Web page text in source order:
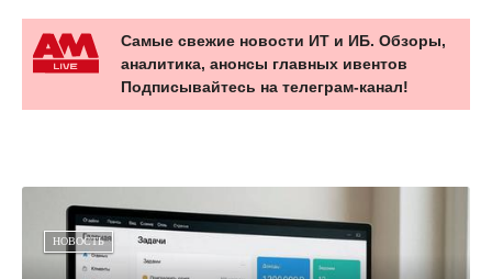
Самые свежие новости ИТ и ИБ. Обзоры,
аналитика, анонсы главных ивентов
Подписывайтесь на телеграм-канал!
НОВОСТЬ